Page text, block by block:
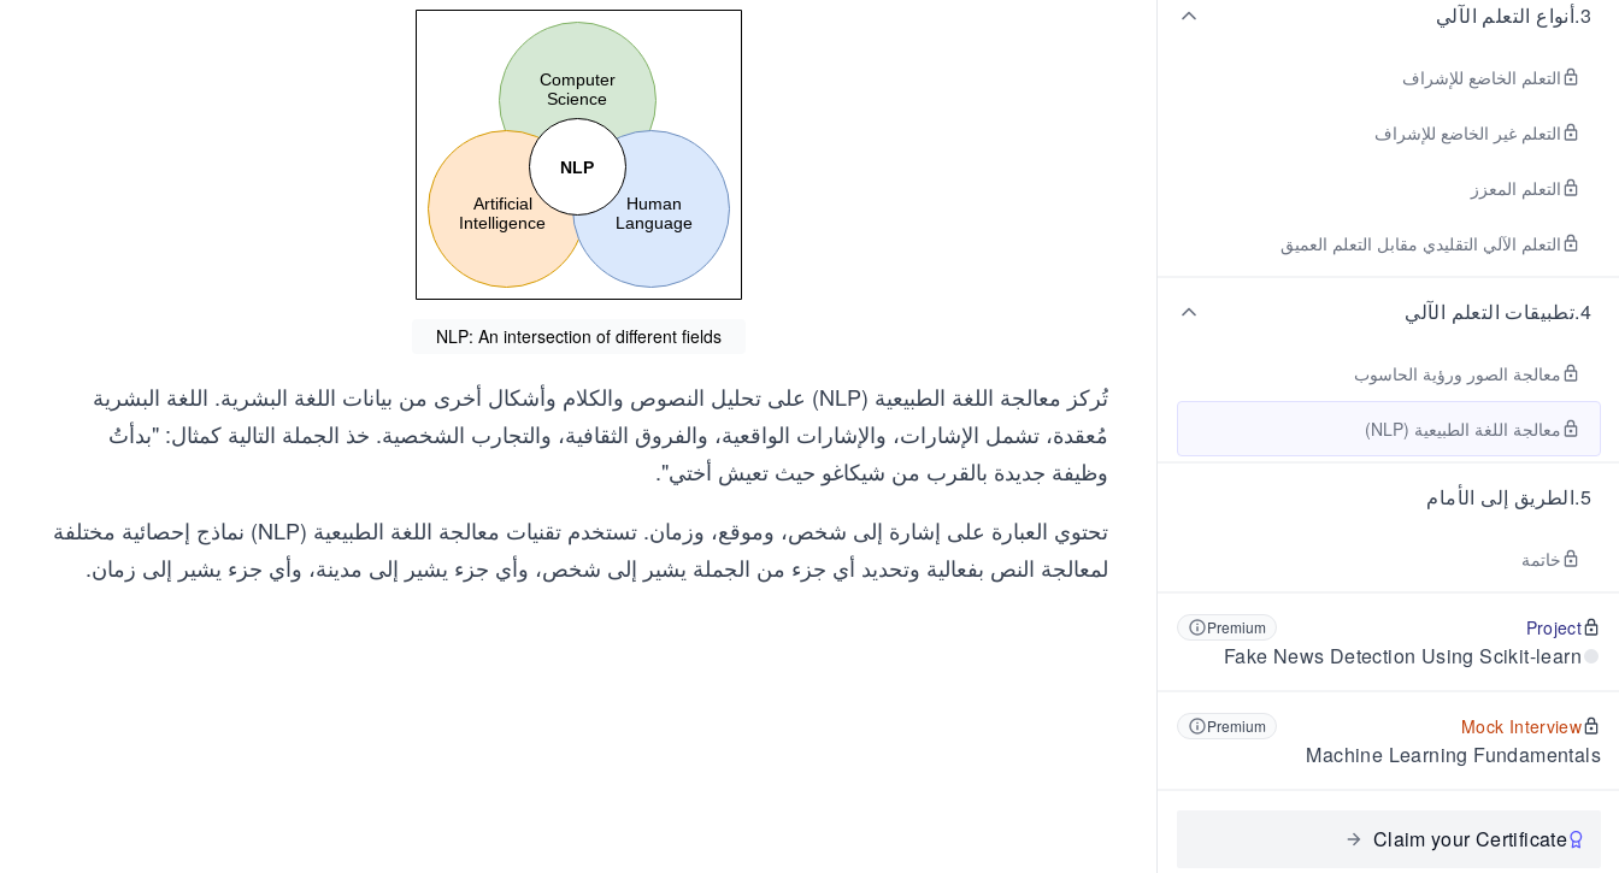
3
.أنواع التعلم الآلي
التعلم الخاضع للإشراف
التعلم غير الخاضع للإشراف
التعلم المعزز
التعلم الآلي التقليدي مقابل التعلم العميق
4
.تطبيقات التعلم الآلي
معالجة الصور ورؤية الحاسوب
معالجة اللغة الطبيعية (NLP)
5
.الطريق إلى الأمام
خاتمة
Project
Premium
Fake News Detection Using Scikit-learn
Mock Interview
Premium
Machine Learning Fundamentals
Claim your Certificate
NLP: An intersection of different fields
تُركز معالجة اللغة الطبيعية (NLP) على تحليل النصوص والكلام وأشكال أخرى من بيانات اللغة البشرية. اللغة البشرية
مُعقدة، تشمل الإشارات، والإشارات الواقعية، والفروق الثقافية، والتجارب الشخصية. خذ الجملة التالية كمثال: "بدأتُ
وظيفة جديدة بالقرب من شيكاغو حيث تعيش أختي".
تحتوي العبارة على إشارة إلى شخص، وموقع، وزمان. تستخدم تقنيات معالجة اللغة الطبيعية (NLP) نماذج إحصائية مختلفة
لمعالجة النص بفعالية وتحديد أي جزء من الجملة يشير إلى شخص، وأي جزء يشير إلى مدينة، وأي جزء يشير إلى زمان.